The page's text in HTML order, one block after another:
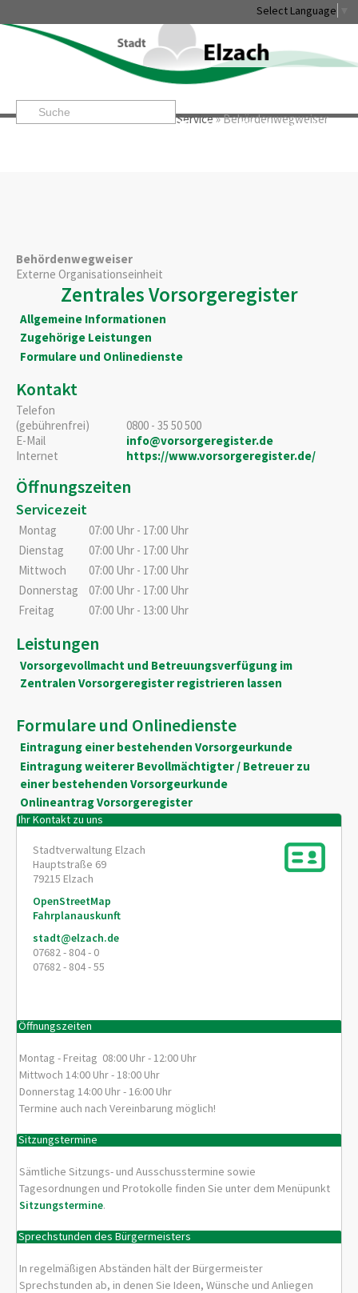
Select Language
Startseite» »Service»Behördenwegweiser
Leben & Erleben Rathaus & Service Stadtentwicklung &
Behördenwegweiser
Externe Organisationseinheit
Zentrales Vorsorgeregister
Allgemeine Informationen
Zugehörige Leistungen
Formulare und Onlinedienste
Kontakt
Telefon
(gebührenfrei)
0800 - 35 50 500
E-Mail
info@vorsorgeregister.de
Internet
https://www.vorsorgeregister.de/
Öffnungszeiten
Servicezeit
Montag 07:00 Uhr - 17:00 Uhr
Dienstag
07:00 Uhr - 17:00 Uhr
Mittwoch
07:00 Uhr - 17:00 Uhr
Donnerstag
07:00 Uhr - 17:00 Uhr
Freitag
07:00 Uhr - 13:00 Uhr
Leistungen
Vorsorgevollmacht und Betreuungsverfügung im
Zentralen Vorsorgeregister registrieren lassen
Formulare und Onlinedienste
Eintragung einer bestehenden Vorsorgeurkunde
Eintragung weiterer Bevollmächtigter / Betreuer zu
einer bestehenden Vorsorgeurkunde
Onlineantrag Vorsorgeregister
Ihr Kontakt zu uns
Stadtverwaltung Elzach
Hauptstraße 69
79215 Elzach
OpenStreetMap
Fahrplanauskunft
stadt@elzach.de
07682 - 804 - 0
07682 - 804 - 55
Öffnungszeiten
Montag - Freitag 08:00 Uhr - 12:00 Uhr
Mittwoch 14:00 Uhr - 18:00 Uhr
Donnerstag 14:00 Uhr - 16:00 Uhr
Termine auch nach Vereinbarung möglich!
Sitzungstermine
Sämtliche Sitzungs- und Ausschusstermine sowie
Tagesordnungen und Protokolle finden Sie unter dem Menüpunkt
Sitzungstermine.
Sprechstunden des Bürgermeisters
In regelmäßigen Abständen hält der Bürgermeister
Sprechstunden ab, in denen Sie Ideen, Wünsche und Anliegen